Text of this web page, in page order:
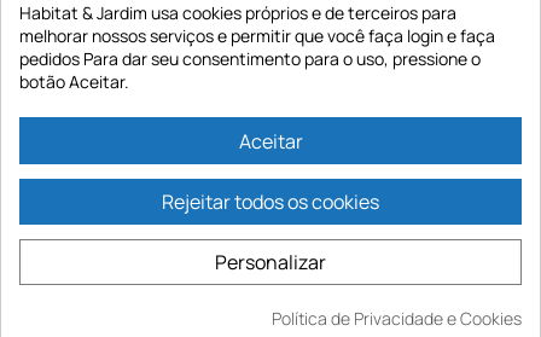
https://www.habitatejardim.pt é um site da empresa GECODIS SA com um
capital de 187.203,29€, 32 Rue de Paradis - PARIS 75010 (FRANÇA). A
GECODIS.SA criada em 11/04/1998 é uma subsidiária da ODAYA ​​​​​​HOLDING com
um capital de 2.750.640,00 EURO.
TODAS AS NOSSAS PROMOÇÕES SÃO VÁLIDAS ENQUANTO ESTOQUE
DISPONÍVEL
Habitat & Jardim usa cookies próprios e de terceiros para
melhorar nossos serviços e permitir que você faça login e faça
pedidos Para dar seu consentimento para o uso, pressione o
botão Aceitar.
Aceitar
Rejeitar todos os cookies
Personalizar
Política de Privacidade e Cookies